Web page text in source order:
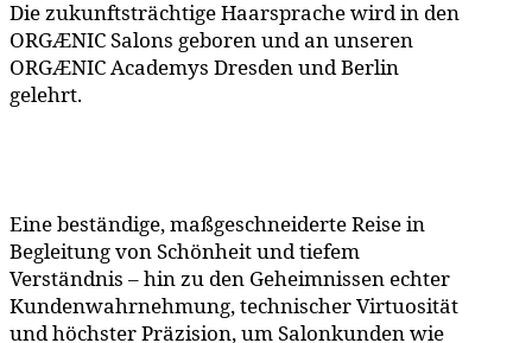
Die zukunftsträchtige Haarsprache wird in den
ORGÆNIC Salons geboren und an unseren
ORGÆNIC Academys Dresden und Berlin
gelehrt.
Eine beständige, maßgeschneiderte Reise in
Begleitung von Schönheit und tiefem
Verständnis – hin zu den Geheimnissen echter
Kundenwahrnehmung, technischer Virtuosität
und höchster Präzision, um Salonkunden wie